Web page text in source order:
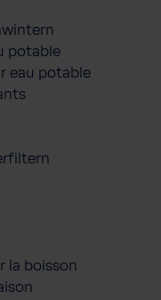
potable
eau potable
la boisson